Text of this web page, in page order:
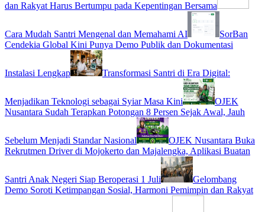
dan Rakyat Harus Bertumpu pada Kepentingan Bersama
Cara Mudah Santri Mengenal dan Memahami AI
SorBan
Cendekia Global Kini Punya Demo Publik dan Dokumentasi
Instalasi Lengkap Transformasi Santri di Era Digital:
Menjadikan Teknologi sebagai Syiar Masa Kini
OJEK
Nusantara Sudah Terapkan Potongan 8 Persen Sejak Awal, Jauh
Sebelum Menjadi Standar Nasional
OJEK Nusantara Buka
Rekrutmen Driver di Mojokerto dan Majalengka, Aplikasi Buatan
Santri Anak Negeri Siap Beroperasi 1 Juli
Gelombang
Demo Soroti Ketimpangan Sosial, Harmoni Pemimpin dan Rakyat